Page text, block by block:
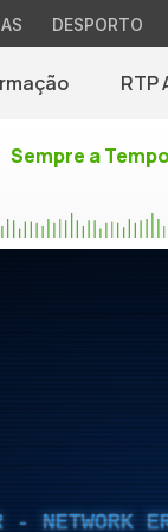
DESPORTO
RTP
Sempre a
NETWORK